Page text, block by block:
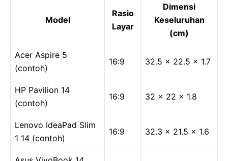
Model
Rasio
Layar
Dimensi
Keseluruhan
(cm)
Acer Aspire 5
(contoh)
16:9 32.5 x 22.5 x 1.7
HP Pavilion 14
(contoh)
16:9 32 x 22 x 1.8
Lenovo IdeaPad Slim
1 14 (contoh)
16:9 32.3 x 21.5 x 1.6